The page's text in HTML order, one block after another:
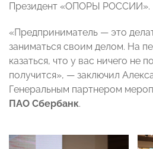
Президент «ОПОРЫ РОССИИ».
«Предприниматель — это
заниматься своим делом. На
казаться, что у вас ничего не
получится», — заключил
Генеральным партнером
ПАО Сбербанк.